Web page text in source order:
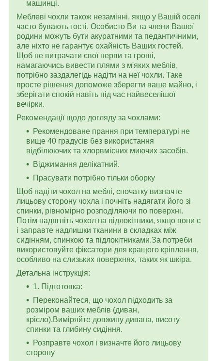
машинці.
Меблеві чохли також незамінні, якщо у Вашій оселі
часто бувають гості. Особисто Ви та члени Вашої
родини можуть бути акуратними та педантичними,
але ніхто не гарантує охайність Ваших гостей.
Щоб не витрачати свої нерви та гроші,
намагаючись вивести плями з м'яких меблів,
потрібно заздалегідь надіти на неї чохли. Таке
просте рішення допоможе зберегти ваше майно, і
зберігати спокій навіть під час найвеселішої
вечірки.
Рекомендації щодо догляду за чохлами:
Рекомендоване прання при температурі не
вище 40 градусів без використання
відбілюючих та хлорвмісних миючих засобів.
Віджимання делікатний.
Прасувати потрібно тільки оборку
Щоб надіти чохол на меблі, спочатку визначте
лицьову сторону чохла і почніть надягати його зі
спинки, рівномірно розподіляючи по поверхні.
Потім надягніть чохол на підлокітники, якщо вони є
і заправте надлишки тканини в складках між
сидінням, спинкою та підлокітниками.За потреби
використовуйте фіксатори для кращого кріплення,
особливо на слизьких поверхнях, таких як шкіра.
Детальна інструкція:
1. Підготовка:
Переконайтеся, що чохол підходить за
розміром ваших меблів (диван,
крісло).Виміряйте довжину дивана, висоту
спинки та глибину сидіння.
Розправте чохол і визначте його лицьову
сторону